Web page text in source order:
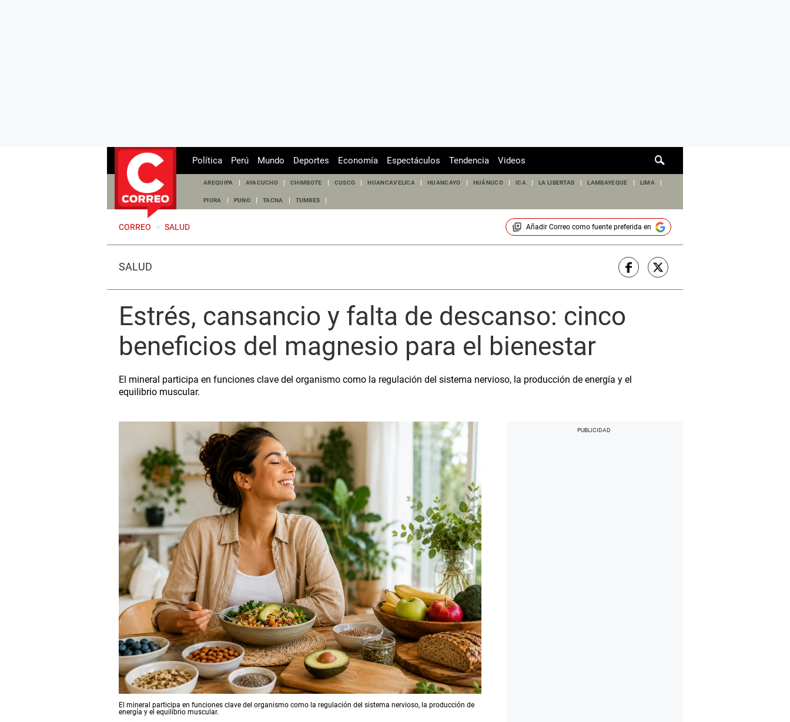
de
Política Perú Mundo Deportes Economía Espectáculos Tendencia Videos
AREQUIPA AYACUCHO CHIMBOTE CUSCO HUANCAVELICA HUANCAYO HUÁNUCO ICA LA LIBERTAD LAMBAYEQUE LIMA
PIURA PUNO TACNA TUMBES
CORREO > SALUD Añadir Correocomo fuente preferida en
SALUD
Estrés, cansancio y falta de descanso: cinco
beneficios del magnesio para el bienestar
El mineral participa en funciones clave del organismo como la regulación del sistema nervioso, la producción de energía y el
equilibrio muscular.
El mineral participa en funciones clave del organismo como la regulación del sistema nervioso, la producción de
energía y el equilibrio muscular.